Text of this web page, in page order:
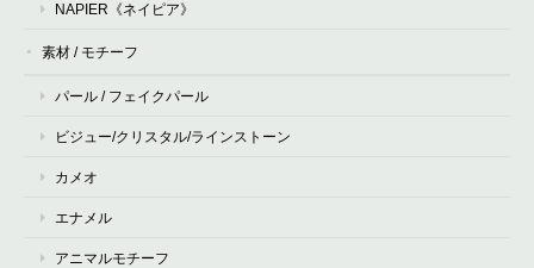
NAPIER《ネイピア》
素材 / モチーフ
パール / フェイクパール
ビジュー/クリスタル/ラインストーン
カメオ
エナメル
アニマルモチーフ